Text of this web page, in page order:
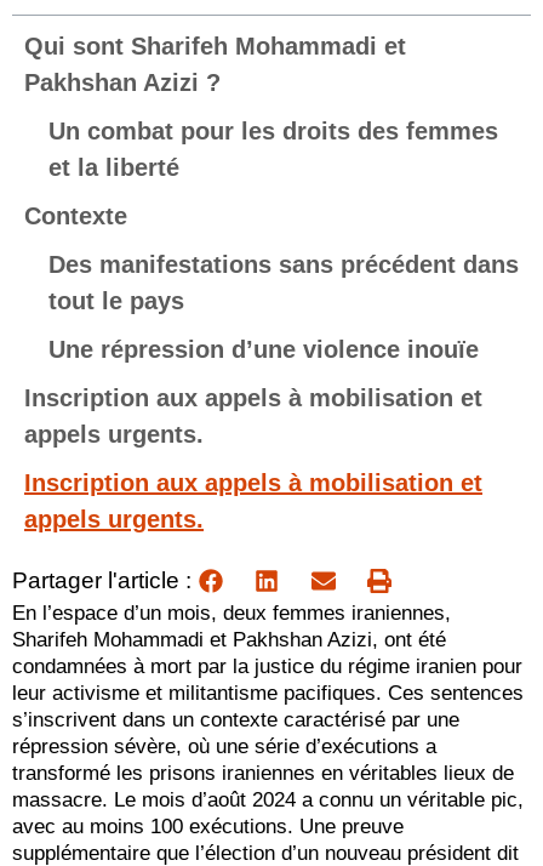
Qui sont Sharifeh Mohammadi et
Pakhshan Azizi ?
Un combat pour les droits des femmes
et la liberté
Contexte
Des manifestations sans précédent dans
tout le pays
Une répression d’une violence inouïe
Inscription aux appels à mobilisation et
appels urgents.
Inscription aux appels à mobilisation et
appels urgents.
Partager l'article :
En l’espace d’un mois, deux femmes iraniennes,
Sharifeh Mohammadi et Pakhshan Azizi, ont été
condamnées à mort par la justice du régime iranien pour
leur activisme et militantisme pacifiques. Ces sentences
s’inscrivent dans un contexte caractérisé par une
répression sévère, où une série d’exécutions a
transformé les prisons iraniennes en véritables lieux de
massacre. Le mois d’août 2024 a connu un véritable pic,
avec au moins 100 exécutions. Une preuve
supplémentaire que l’élection d’un nouveau président dit